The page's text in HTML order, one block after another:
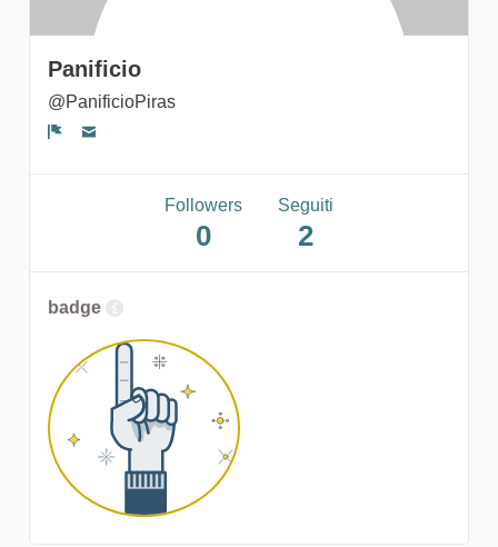
Panificio
@PanificioPiras
Followers
0
Seguiti
2
badge